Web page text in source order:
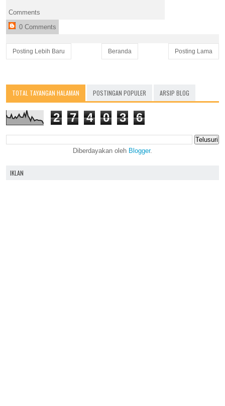
Comments
0 Comments
Posting Lebih Baru Posting Lama
Beranda
TOTAL TAYANGAN HALAMAN POSTINGAN POPULER ARSIP BLOG
2 7 4 0 3 6
Diberdayakan oleh Blogger.
IKLAN